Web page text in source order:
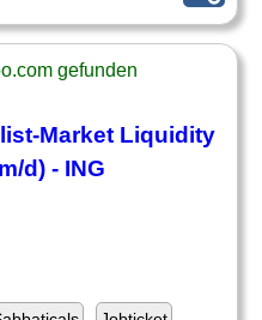
gefunden
-Market Liquidity
d) - ING